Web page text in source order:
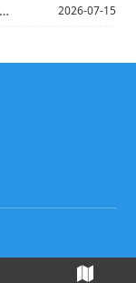
2026-07-15